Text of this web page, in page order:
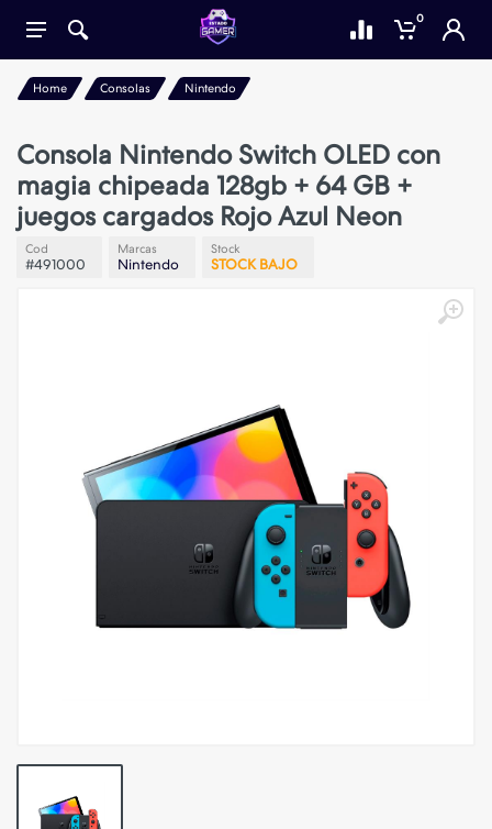
0
Home Consolas Nintendo
Consola Nintendo Switch OLED con
magia chipeada 128gb + 64 GB +
juegos cargados Rojo Azul Neon
Cod
#491000
Marcas
Nintendo
Stock
STOCK BAJO